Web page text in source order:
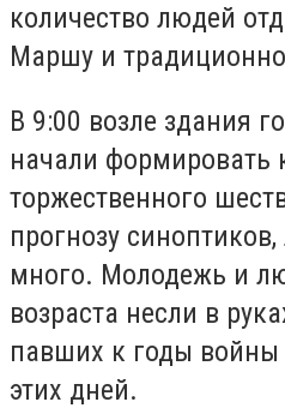
количество людей
Маршу и
В 9:00 возле здания
начали формировать
торжественного
прогнозу
много. Молодежь и
возраста несли в
павших к годы
этих дней.